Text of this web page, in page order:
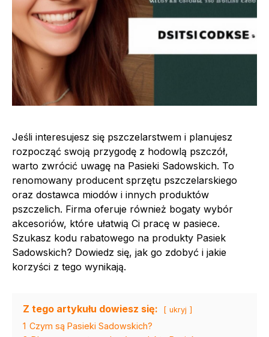
Jeśli interesujesz się pszczelarstwem i planujesz
rozpocząć swoją przygodę z hodowlą pszczół,
warto zwrócić uwagę na Pasieki Sadowskich. To
renomowany producent sprzętu pszczelarskiego
oraz dostawca miodów i innych produktów
pszczelich. Firma oferuje również bogaty wybór
akcesoriów, które ułatwią Ci pracę w pasiece.
Szukasz kodu rabatowego na produkty Pasiek
Sadowskich? Dowiedz się, jak go zdobyć i jakie
korzyści z tego wynikają.
Z tego artykułu dowiesz się: ukryj
1 Czym są Pasieki Sadowskich?